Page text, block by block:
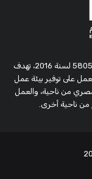
مؤسسة بحثية وحقوقية مستقلة، مسجلة تحت رقم 5805 لسنة 2016، تهدف
على توفير بيئة عمل
من ناحية، والعمل
من ناحية أخرى.